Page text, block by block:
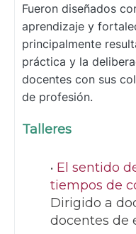
Fueron diseñados
aprendizaje y
principalmente
práctica y la
docentes con sus
de profesión.
Talleres
El sentido
tiempos de
Dirigido a
docentes de